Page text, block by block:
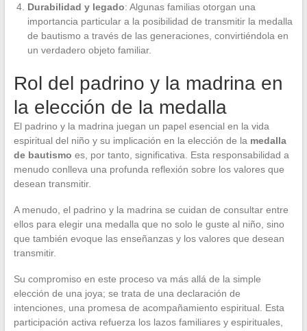
Durabilidad y legado: Algunas familias otorgan una
importancia particular a la posibilidad de transmitir la medalla
de bautismo a través de las generaciones, convirtiéndola en
un verdadero objeto familiar.
Rol del padrino y la madrina en
la elección de la medalla
El padrino y la madrina juegan un papel esencial en la vida
espiritual del niño y su implicación en la elección de la medalla
de bautismo es, por tanto, significativa. Esta responsabilidad a
menudo conlleva una profunda reflexión sobre los valores que
desean transmitir.
A menudo, el padrino y la madrina se cuidan de consultar entre
ellos para elegir una medalla que no solo le guste al niño, sino
que también evoque las enseñanzas y los valores que desean
transmitir.
Su compromiso en este proceso va más allá de la simple
elección de una joya; se trata de una declaración de
intenciones, una promesa de acompañamiento espiritual. Esta
participación activa refuerza los lazos familiares y espirituales,